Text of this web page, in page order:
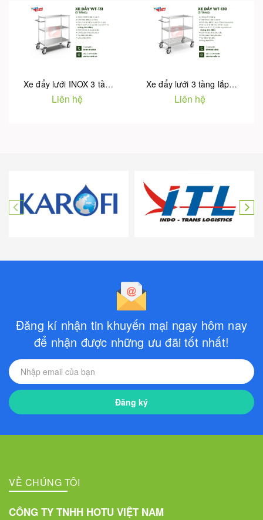
Xe đẩy lưới INOX 3 tầng lắp ghép WT-131
Liên hệ
Xe đẩy lưới 3 tầng lắp ghép WT-130
Liên hệ
Đăng kí nhận tin khuyến mại ngay hôm nay
để nhận được những ưu đãi tốt nhất!
Đăng ký
VỀ CHÚNG TÔI
CÔNG TY TNHH HOTU VIỆT NAM